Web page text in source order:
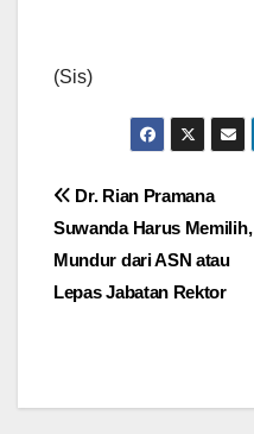
(Sis)
Navigasi
pos
Dr. Rian Pramana
Suwanda Harus Memilih,
Mundur dari ASN atau
Lepas Jabatan Rektor